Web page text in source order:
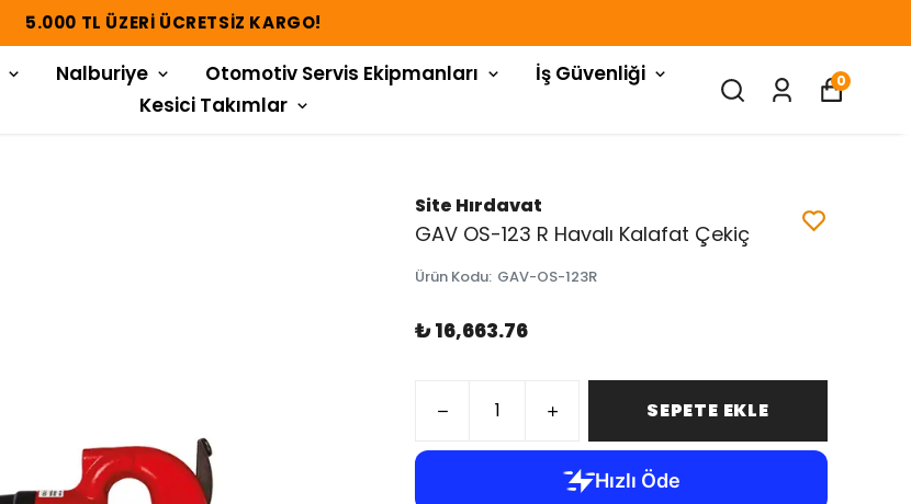
5.000 TL ÜZERI ÜCRETSIZ KARGO!
Nalburiye Otomotiv Servis Ekipmanları
İş Güvenliği
Kesici Takımlar
0
Site Hırdavat
GAV OS-123 R Havalı Kalafat Çekiç
Ürün Kodu: GAV-OS-123R
₺ 16,663.76
SEPETE EKLE